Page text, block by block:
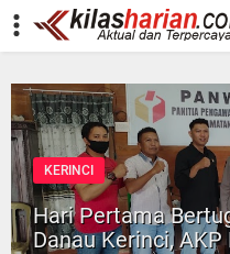
-->
KERINCI
Hari Pertama
Danau Kerinci, AKP